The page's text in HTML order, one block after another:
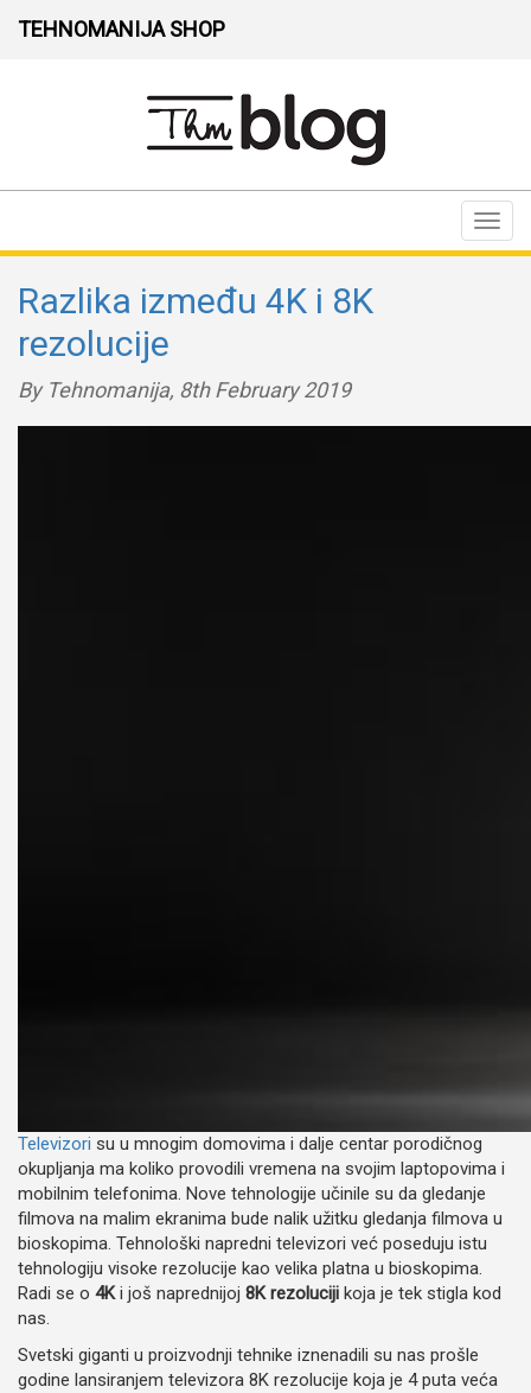
TEHNOMANIJA SHOP
Razlika između 4K i 8K
rezolucije
By Tehnomanija, 8th February 2019
Televizori su u mnogim domovima i dalje centar porodičnog
okupljanja ma koliko provodili vremena na svojim laptopovima i
mobilnim telefonima. Nove tehnologije učinile su da gledanje
filmova na malim ekranima bude nalik užitku gledanja filmova u
bioskopima. Tehnološki napredni televizori već poseduju istu
tehnologiju visoke rezolucije kao velika platna u bioskopima.
Radi se o 4Ki još naprednijoj 8K rezoluciji koja je tek stigla kod
nas.
Svetski giganti u proizvodnji tehnike iznenadili su nas prošle
godine lansiranjem televizora 8K rezolucije koja je 4 puta veća